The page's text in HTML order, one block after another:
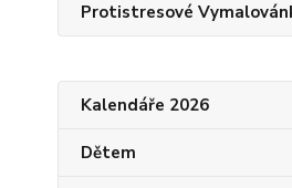
Protistresové
Kalendáře 2026
Dětem